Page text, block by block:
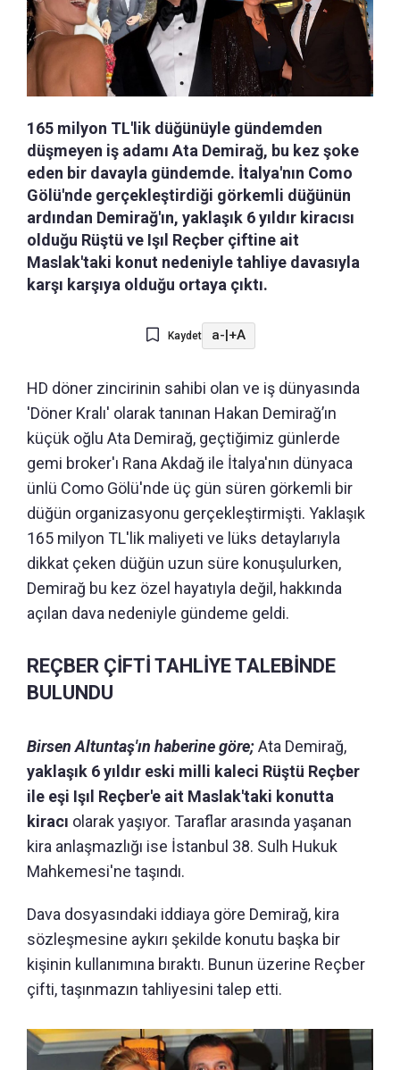
165 milyon TL'lik düğünüyle gündemden
düşmeyen iş adamı Ata Demirağ, bu kez şoke
eden bir davayla gündemde. İtalya'nın Como
Gölü'nde gerçekleştirdiği görkemli düğünün
ardından Demirağ'ın, yaklaşık 6 yıldır kiracısı
olduğu Rüştü ve Işıl Reçber çiftine ait
Maslak'taki konut nedeniyle tahliye davasıyla
karşı karşıya olduğu ortaya çıktı.
Kaydet a-|+A
HD döner zincirinin sahibi olan ve iş dünyasında
'Döner Kralı' olarak tanınan Hakan Demirağ’ın
küçük oğlu Ata Demirağ, geçtiğimiz günlerde
gemi broker'ı Rana Akdağ ile İtalya'nın dünyaca
ünlü Como Gölü'nde üç gün süren görkemli bir
düğün organizasyonu gerçekleştirmişti. Yaklaşık
165 milyon TL'lik maliyeti ve lüks detaylarıyla
dikkat çeken düğün uzun süre konuşulurken,
Demirağ bu kez özel hayatıyla değil, hakkında
açılan dava nedeniyle gündeme geldi.
REÇBER ÇİFTİ TAHLİYE TALEBİNDE
BULUNDU
Birsen Altuntaş'ın haberine göre;Ata Demirağ,
yaklaşık 6 yıldır eski milli kaleci Rüştü Reçber
ile eşi Işıl Reçber'e ait Maslak'taki konutta
kiracı olarak yaşıyor. Taraflar arasında yaşanan
kira anlaşmazlığı ise İstanbul 38. Sulh Hukuk
Mahkemesi'ne taşındı.
Dava dosyasındaki iddiaya göre Demirağ, kira
sözleşmesine aykırı şekilde konutu başka bir
kişinin kullanımına bıraktı. Bunun üzerine Reçber
çifti, taşınmazın tahliyesini talep etti.